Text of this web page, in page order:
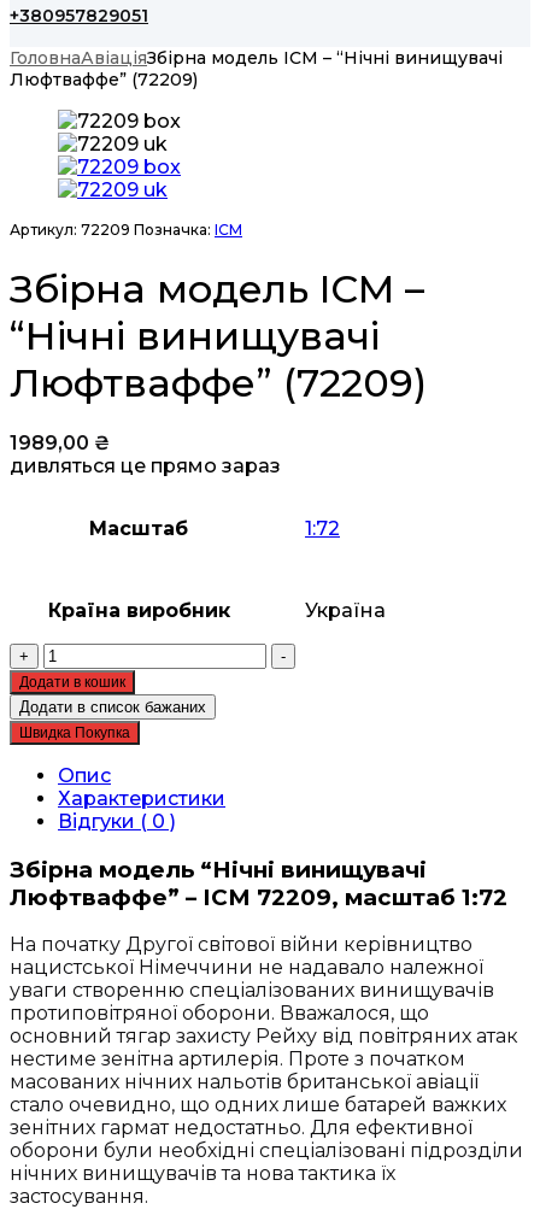
+380957829051
ГоловнаАвіаціяЗбірна модель ICM – “Нічні винищувачі
Люфтваффе” (72209)
Артикул: 72209 Позначка: ICM
Збірна модель ICM –
“Нічні винищувачі
Люфтваффе” (72209)
1989,00 ₴
дивляться це прямо зараз
Масштаб 1:72
Країна виробник Україна
+
Збірна
модель
ICM
-
“Нічні
винищувачі
Люфтваффе”
(72209)
кількість
-
Додати в кошик
Додати в список бажаних
Швидка Покупка
Опис
Характеристики
Відгуки ( 0 )
Збірна модель “Нічні винищувачі
Люфтваффе” – ICM 72209, масштаб 1:72
На початку Другої світової війни керівництво
нацистської Німеччини не надавало належної
уваги створенню спеціалізованих винищувачів
протиповітряної оборони. Вважалося, що
основний тягар захисту Рейху від повітряних атак
нестиме зенітна артилерія. Проте з початком
масованих нічних нальотів британської авіації
стало очевидно, що одних лише батарей важких
зенітних гармат недостатньо. Для ефективної
оборони були необхідні спеціалізовані підрозділи
нічних винищувачів та нова тактика їх
застосування.